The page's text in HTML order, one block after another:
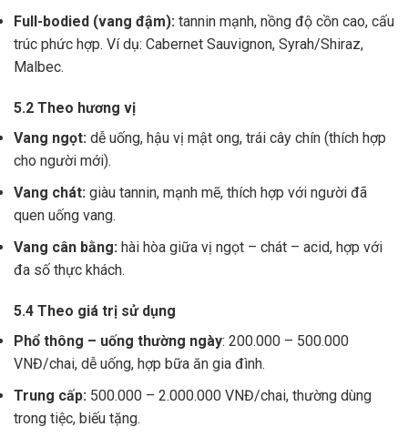
Full-bodied (vang đậm): tannin mạnh, nồng độ cồn cao, cấu
trúc phức hợp. Ví dụ: Cabernet Sauvignon, Syrah/Shiraz,
Malbec.
5.2 Theo hương vị
Vang ngọt: dễ uống, hậu vị mật ong, trái cây chín (thích hợp
cho người mới).
Vang chát: giàu tannin, mạnh mẽ, thích hợp với người đã
quen uống vang.
Vang cân bằng: hài hòa giữa vị ngọt – chát – acid, hợp với
đa số thực khách.
5.4 Theo giá trị sử dụng
Phổ thông – uống thường ngày: 200.000 – 500.000
VNĐ/chai, dễ uống, hợp bữa ăn gia đình.
Trung cấp: 500.000 – 2.000.000 VNĐ/chai, thường dùng
trong tiệc, biếu tặng.